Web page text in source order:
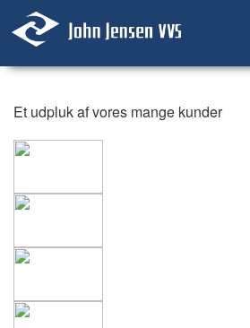
Et udpluk af vores mange kunder